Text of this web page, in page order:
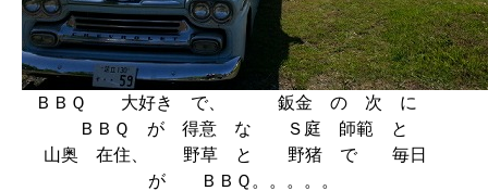
ＢＢＱ 大好き で、 鈑金 の 次 に
ＢＢＱ が 得意 な Ｓ庭 師範 と
山奥 在住、 野草 と 野猪 で 毎日
が ＢＢＱ。。。。。